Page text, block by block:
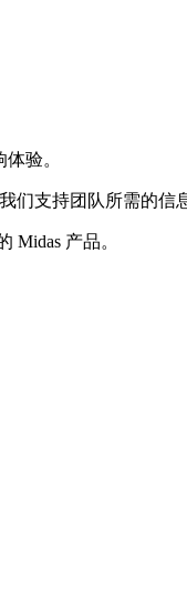
验。
支持团队所需的信
产品。